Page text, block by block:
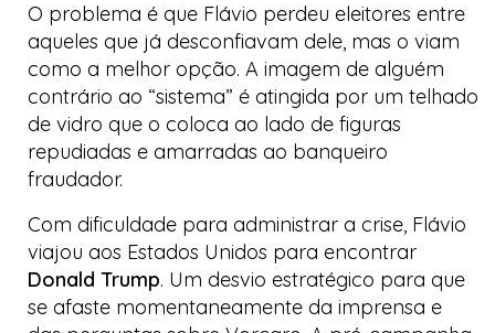
O problema é que Flávio perdeu eleitores entre
aqueles que já desconfiavam dele, mas o viam
como a melhor opção. A imagem de alguém
contrário ao “sistema” é atingida por um telhado
de vidro que o coloca ao lado de figuras
repudiadas e amarradas ao banqueiro
fraudador.
Com dificuldade para administrar a crise, Flávio
viajou aos Estados Unidos para encontrar
Donald Trump. Um desvio estratégico para que
se afaste momentaneamente da imprensa e